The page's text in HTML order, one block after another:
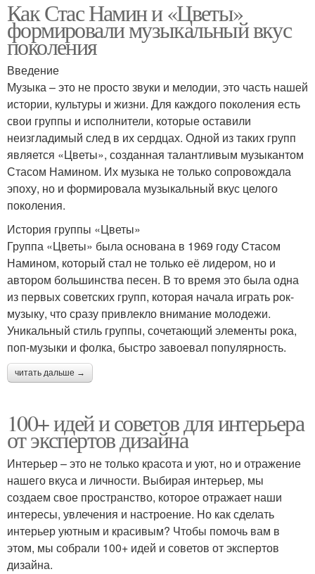
Как Стас Намин и «Цветы»
формировали музыкальный вкус
поколения
Введение
Музыка – это не просто звуки и мелодии, это часть нашей
истории, культуры и жизни. Для каждого поколения есть
свои группы и исполнители, которые оставили
неизгладимый след в их сердцах. Одной из таких групп
является «Цветы», созданная талантливым музыкантом
Стасом Намином. Их музыка не только сопровождала
эпоху, но и формировала музыкальный вкус целого
поколения.
История группы «Цветы»
Группа «Цветы» была основана в 1969 году Стасом
Намином, который стал не только её лидером, но и
автором большинства песен. В то время это была одна
из первых советских групп, которая начала играть рок-
музыку, что сразу привлекло внимание молодежи.
Уникальный стиль группы, сочетающий элементы рока,
поп-музыки и фолка, быстро завоевал популярность.
читать дальше →
100+ идей и советов для интерьера
от экспертов дизайна
Интерьер – это не только красота и уют, но и отражение
нашего вкуса и личности. Выбирая интерьер, мы
создаем свое пространство, которое отражает наши
интересы, увлечения и настроение. Но как сделать
интерьер уютным и красивым? Чтобы помочь вам в
этом, мы собрали 100+ идей и советов от экспертов
дизайна.